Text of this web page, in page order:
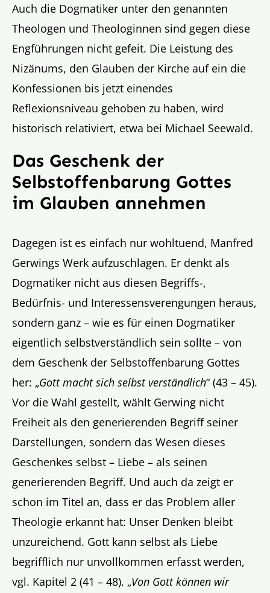
Auch die Dogmatiker unter den genannten
Theologen und Theologinnen sind gegen diese
Engführungen nicht gefeit. Die Leistung des
Nizänums, den Glauben der Kirche auf ein die
Konfessionen bis jetzt einendes
Reflexionsniveau gehoben zu haben, wird
historisch relativiert, etwa bei Michael Seewald.
Das Geschenk der
Selbstoffenbarung Gottes
im Glauben annehmen
Dagegen ist es einfach nur wohltuend, Manfred
Gerwings Werk aufzuschlagen. Er denkt als
Dogmatiker nicht aus diesen Begriffs-,
Bedürfnis- und Interessensverengungen heraus,
sondern ganz – wie es für einen Dogmatiker
eigentlich selbstverständlich sein sollte – von
dem Geschenk der Selbstoffenbarung Gottes
her: „Gott macht sich selbst verständlich“ (43 – 45).
Vor die Wahl gestellt, wählt Gerwing nicht
Freiheit als den generierenden Begriff seiner
Darstellungen, sondern das Wesen dieses
Geschenkes selbst – Liebe – als seinen
generierenden Begriff. Und auch da zeigt er
schon im Titel an, dass er das Problem aller
Theologie erkannt hat: Unser Denken bleibt
unzureichend. Gott kann selbst als Liebe
begrifflich nur unvollkommen erfasst werden,
vgl. Kapitel 2 (41 – 48). „Von Gott können wir